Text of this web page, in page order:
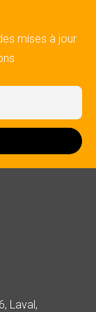
mises à jour
Laval,